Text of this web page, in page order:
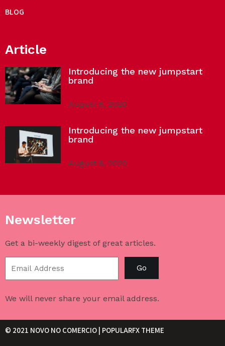
BLOG
Article
Introducing the new jumpstart
brand
August 6, 2020
Introducing the new jumpstart
brand
August 6, 2020
Newsletter
Get a bi-weekly digest of great articles.
Go
We will never share your email address.
© 2021 NOVO NO COMERCIO | POPULARFX THEME